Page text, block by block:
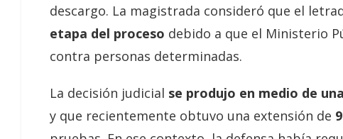
descargo. La magistrada consideró que el
etapa del proceso debido a que el Ministerio
contra personas determinadas.
La decisión judicial se produjo en medio de
y que recientemente obtuvo una extensión de